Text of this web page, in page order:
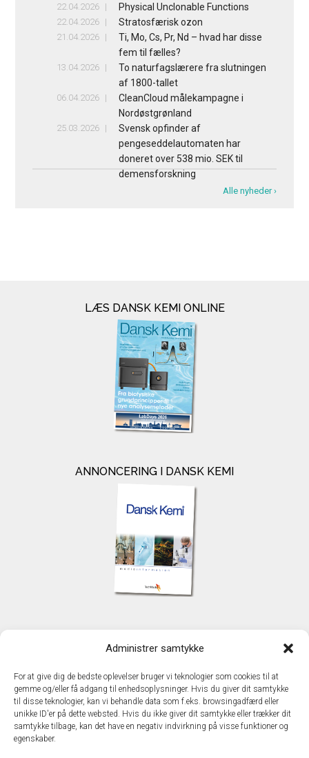
Administrer samtykke
For at give dig de bedste oplevelser bruger vi teknologier som cookies til at
gemme og/eller få adgang til enhedsoplysninger. Hvis du giver dit samtykke
til disse teknologier, kan vi behandle data som f.eks. browsingadfærd eller
unikke ID'er på dette websted. Hvis du ikke giver dit samtykke eller trækker dit
samtykke tilbage, kan det have en negativ indvirkning på visse funktioner og
egenskaber.
22.04.2026 Physical Unclonable Functions
22.04.2026 Stratosfærisk ozon
21.04.2026
Ti, Mo, Cs, Pr, Nd – hvad har disse
fem til fælles?
13.04.2026
To naturfagslærere fra slutningen
af 1800-tallet
06.04.2026
CleanCloud målekampagne i
Nordøstgrønland
25.03.2026
Svensk opfinder af
pengeseddelautomaten har
doneret over 538 mio. SEK til
demensforskning
Alle nyheder ›
LÆS DANSK KEMI ONLINE
ANNONCERING I DANSK KEMI
TechMedia A/S
DK - 2600 Glostrup
www.techmedia.dk
Telefon: +45 43 24 26 28
E-mail:info@techmedia.dk